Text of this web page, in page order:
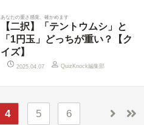
あなたの重さ感覚、確かめます
【二択】「テントウムシ」と
「1円玉」どっちが重い？【ク
イズ】
2025.04.07 QuizKnock編集部
4 5 6